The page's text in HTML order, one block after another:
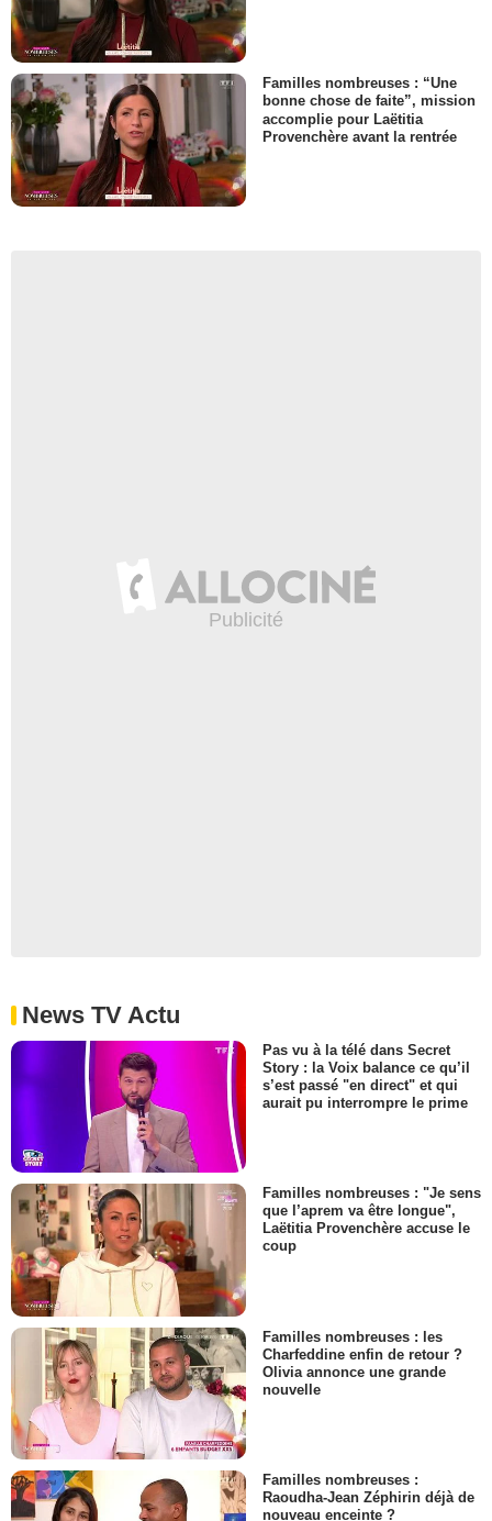
Familles nombreuses : “Une
bonne chose de faite”, mission
accomplie pour Laëtitia
Provenchère avant la rentrée
News TV Actu
Pas vu à la télé dans Secret
Story : la Voix balance ce qu’il
s’est passé "en direct" et qui
aurait pu interrompre le prime
Familles nombreuses : "Je sens
que l’aprem va être longue",
Laëtitia Provenchère accuse le
coup
Familles nombreuses : les
Charfeddine enfin de retour ?
Olivia annonce une grande
nouvelle
Familles nombreuses :
Raoudha-Jean Zéphirin déjà de
nouveau enceinte ?